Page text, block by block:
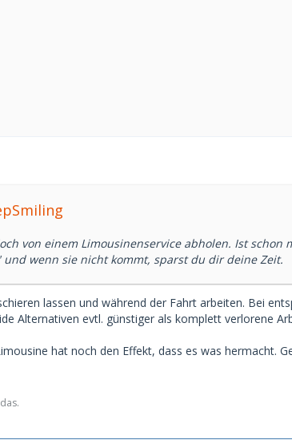
von einem Limousinenservice abholen. Ist schon
und wenn sie nicht kommt, sparst du dir deine Zeit.
lassen und während der Fahrt arbeiten. Bei
Alternativen evtl. günstiger als komplett verlorene
hat noch den Effekt, dass es was hermacht.